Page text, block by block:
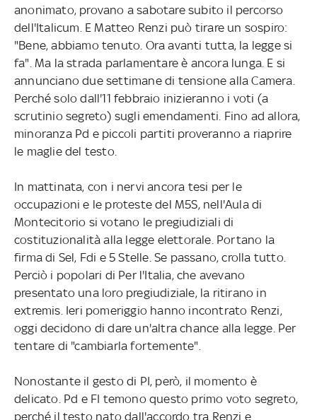
anonimato, provano a sabotare subito il percorso
dell'Italicum. E Matteo Renzi può tirare un sospiro:
"Bene, abbiamo tenuto. Ora avanti tutta, la legge si
fa". Ma la strada parlamentare è ancora lunga. E si
annunciano due settimane di tensione alla Camera.
Perché solo dall'11 febbraio inizieranno i voti (a
scrutinio segreto) sugli emendamenti. Fino ad allora,
minoranza Pd e piccoli partiti proveranno a riaprire
le maglie del testo.
In mattinata, con i nervi ancora tesi per le
occupazioni e le proteste del M5S, nell'Aula di
Montecitorio si votano le pregiudiziali di
costituzionalità alla legge elettorale. Portano la
firma di Sel, Fdi e 5 Stelle. Se passano, crolla tutto.
Perciò i popolari di Per l'Italia, che avevano
presentato una loro pregiudiziale, la ritirano in
extremis. Ieri pomeriggio hanno incontrato Renzi,
oggi decidono di dare un'altra chance alla legge. Per
tentare di "cambiarla fortemente".
Nonostante il gesto di PI, però, il momento è
delicato. Pd e FI temono questo primo voto segreto,
perché il testo nato dall'accordo tra Renzi e